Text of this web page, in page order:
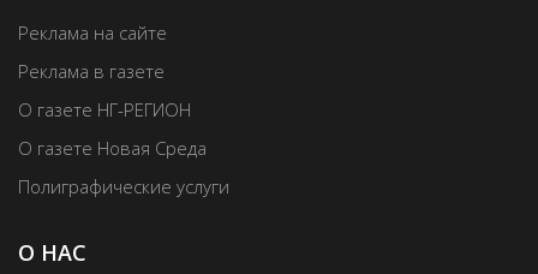
Реклама на сайте
Реклама в газете
О газете НГ-РЕГИОН
О газете Новая Среда
Полиграфические услуги
О НАС